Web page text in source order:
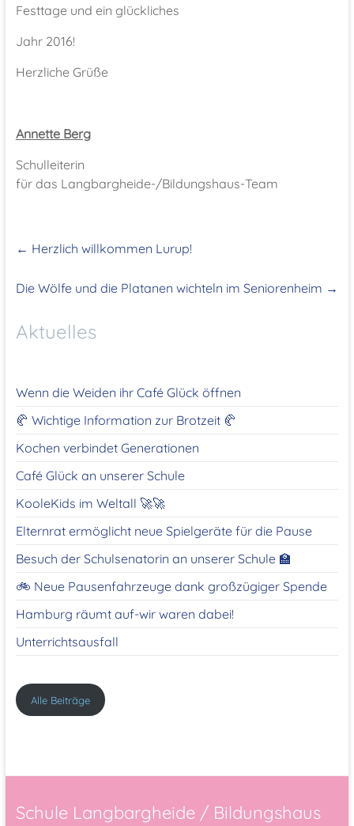
Festtage und ein glückliches
Jahr 2016!
Herzliche Grüße
Annette Berg
Schulleiterin
für das Langbargheide-/Bildungshaus-Team
← Herzlich willkommen Lurup!
Die Wölfe und die Platanen wichteln im Seniorenheim →
Aktuelles
Wenn die Weiden ihr Café Glück öffnen
🥐 Wichtige Information zur Brotzeit 🥐
Kochen verbindet Generationen
Café Glück an unserer Schule
KooleKids im Weltall 🚀🚀
Elternrat ermöglicht neue Spielgeräte für die Pause
Besuch der Schulsenatorin an unserer Schule 🏫
🚲 Neue Pausenfahrzeuge dank großzügiger Spende
Hamburg räumt auf-wir waren dabei!
Unterrichtsausfall
Alle Beiträge
Schule Langbargheide / Bildungshaus